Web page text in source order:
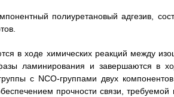
полиуретановый адгезив,
в ходе химических реакций между
ламинирования и завершаются в
с NCO-группами двух
прочности связи, требуемой